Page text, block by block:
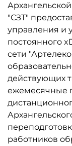
"СЗТ"
управления и
постоянного
сети
действующих
ежемесячные
работников